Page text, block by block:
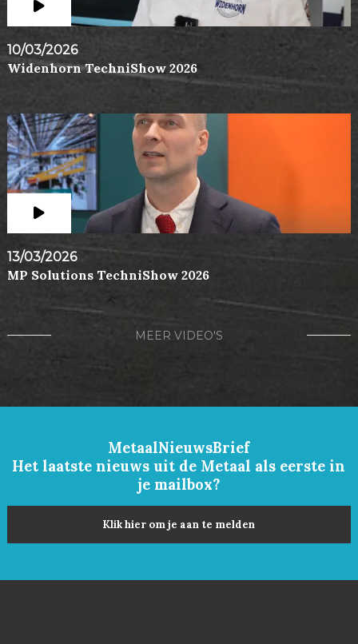
10/03/2026
Widenhorn TechniShow 2026
13/03/2026
MP Solutions TechniShow 2026
MEER VIDEO'S
MetaalNieuwsBrief
Het laatste nieuws uit de Metaal als eerste in
je mailbox?
Klik hier om je aan te melden